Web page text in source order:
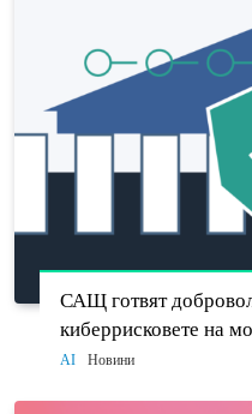
САЩ готвят
киберрисковете на
политически въпрос
AI Новини